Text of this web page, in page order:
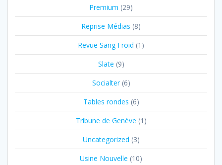
Premium (29)
Reprise Médias (8)
Revue Sang Froid (1)
Slate (9)
Socialter(6)
Tables rondes (6)
Tribune de Genève (1)
Uncategorized (3)
Usine Nouvelle (10)